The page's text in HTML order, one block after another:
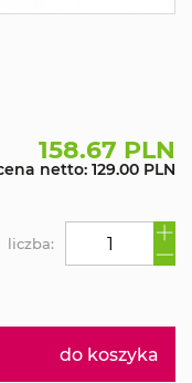
158.67 PLN
netto: 129.00 PLN
do koszyka
liczba: